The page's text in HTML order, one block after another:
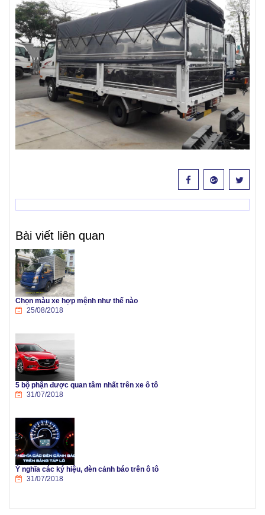
Bài viết liên quan
Chọn màu xe hợp mệnh như thế nào
25/08/2018
5 bộ phận được quan tâm nhất trên xe ô tô
31/07/2018
Ý nghĩa các ký hiệu, đèn cảnh báo trên ô tô
31/07/2018